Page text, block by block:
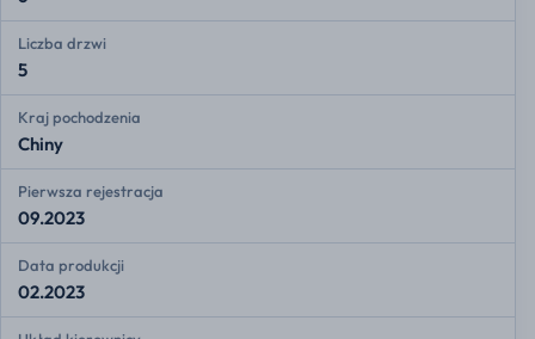
Liczba drzwi
5
Kraj pochodzenia
Chiny
Pierwsza rejestracja
09.2023
Data produkcji
02.2023